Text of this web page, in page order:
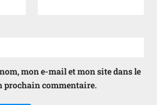
mon e-mail et mon site dans le
prochain commentaire.